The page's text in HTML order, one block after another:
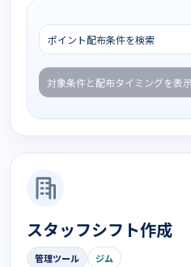
ポイント配布条件を検索
対象条件と配布タイミングを表示
スタッフシフト作成
管理ツール ジム